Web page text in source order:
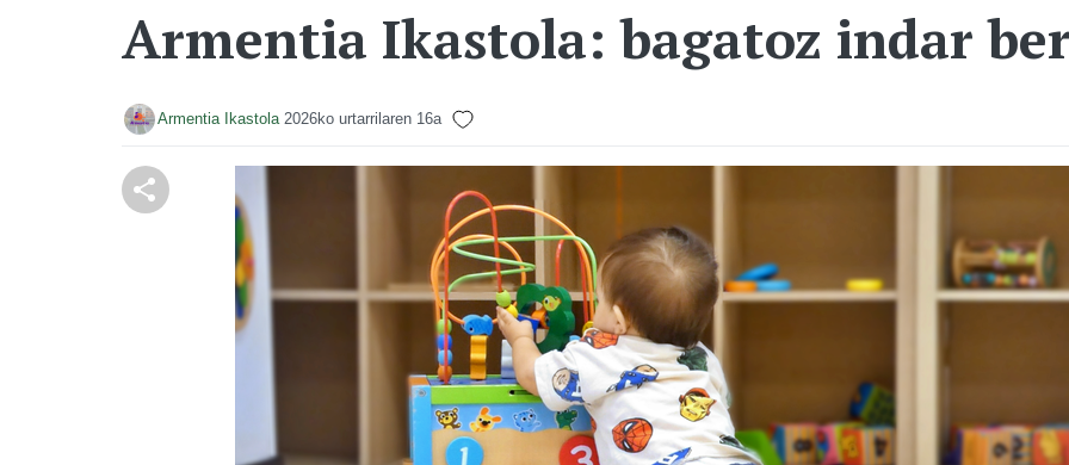
Armentia Ikastola: bagatoz indar
Armentia Ikastola 2026ko urtarrilaren 16a